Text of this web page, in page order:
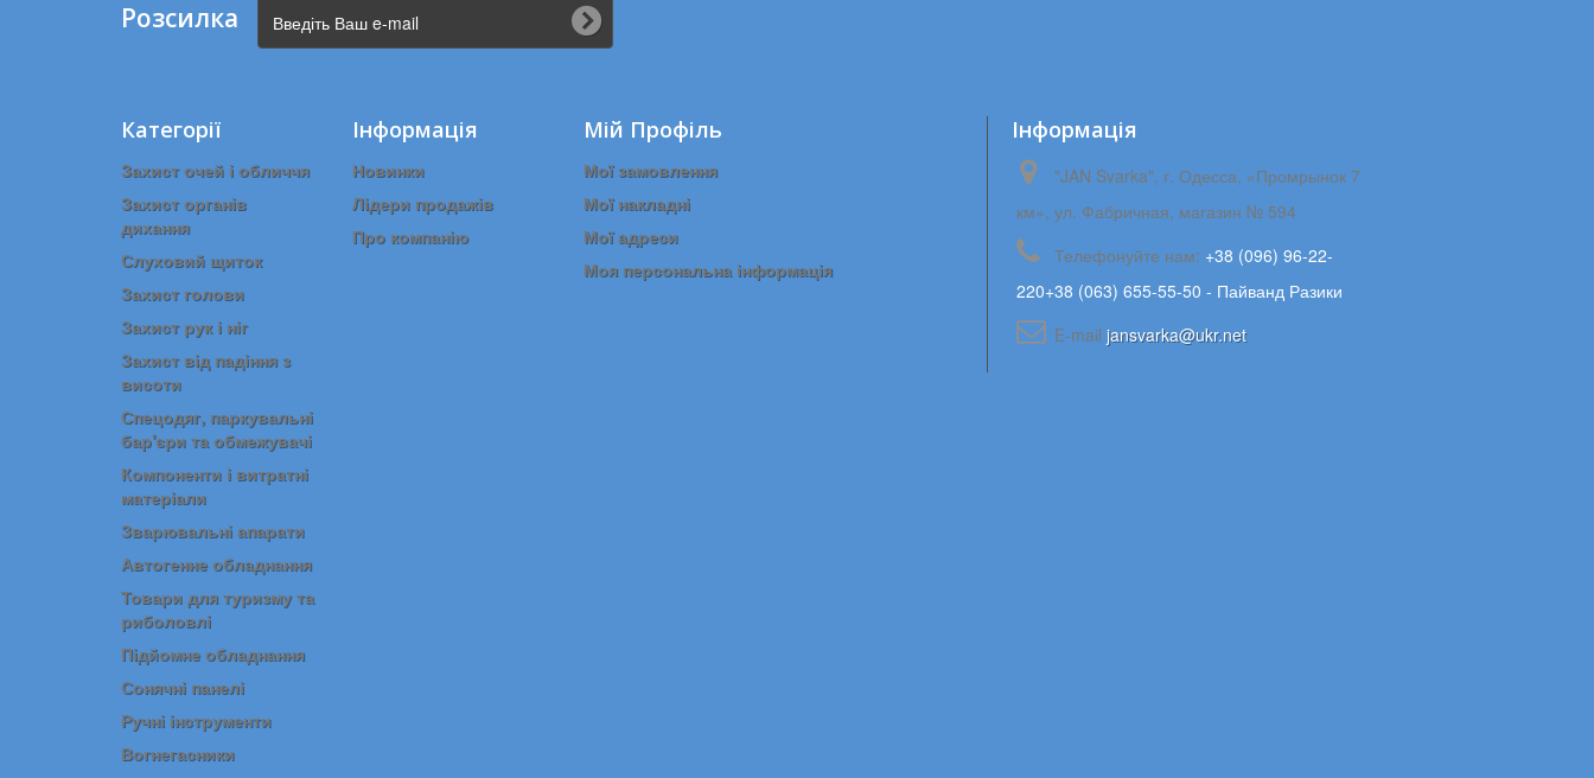
Розсилка
Категорії
Захист очей і обличчя
Захист органів
дихання
Слуховий щиток
Захист голови
Захист рук і ніг
Захист від падіння з
висоти
Спецодяг, паркувальні
бар'єри та обмежувачі
Компоненти і витратні
матеріали
Зварювальні апарати
Автогенне обладнання
Товари для туризму та
риболовлі
Підйомне обладнання
Сонячні панелі
Ручні інструменти
Вогнегасники
Інформація
Новинки
Лідери продажів
Про компанію
Мій Профіль
Мої замовлення
Мої накладні
Мої адреси
Моя персональна інформація
Iнформація
"JAN Svarka", г. Одесса, «Промрынок 7
км», ул. Фабричная, магазин № 594
Телефонуйте нам: +38 (096) 96-22-
220+38 (063) 655-55-50 - Пайванд Разики
E-maіl jansvarka@ukr.net